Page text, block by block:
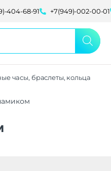
404-68-91 +7(949)-002-00-01
часы, браслеты, кольца